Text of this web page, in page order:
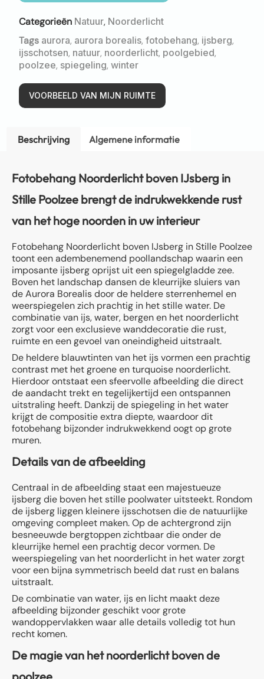
Categorieën Natuur, Noorderlicht
Tags aurora, aurora borealis, fotobehang, ijsberg,
ijsschotsen, natuur, noorderlicht, poolgebied,
poolzee, spiegeling, winter
VOORBEELD VAN MIJN RUIMTE
Beschrijving Algemene informatie
Fotobehang Noorderlicht boven IJsberg in
Stille Poolzee brengt de indrukwekkende rust
van het hoge noorden in uw interieur
Fotobehang Noorderlicht boven IJsberg in Stille Poolzee
toont een adembenemend poollandschap waarin een
imposante ijsberg oprijst uit een spiegelgladde zee.
Boven het landschap dansen de kleurrijke sluiers van
de Aurora Borealis door de heldere sterrenhemel en
weerspiegelen zich prachtig in het stille water. De
combinatie van ijs, water, bergen en het noorderlicht
zorgt voor een exclusieve wanddecoratie die rust,
ruimte en een gevoel van oneindigheid uitstraalt.
De heldere blauwtinten van het ijs vormen een prachtig
contrast met het groene en turquoise noorderlicht.
Hierdoor ontstaat een sfeervolle afbeelding die direct
de aandacht trekt en tegelijkertijd een ontspannen
uitstraling heeft. Dankzij de spiegeling in het water
krijgt de compositie extra diepte, waardoor dit
fotobehang bijzonder indrukwekkend oogt op grote
muren.
Details van de afbeelding
Centraal in de afbeelding staat een majestueuze
ijsberg die boven het stille poolwater uitsteekt. Rondom
de ijsberg liggen kleinere ijsschotsen die de natuurlijke
omgeving compleet maken. Op de achtergrond zijn
besneeuwde bergtoppen zichtbaar die onder de
kleurrijke hemel een prachtig decor vormen. De
weerspiegeling van het noorderlicht in het water zorgt
voor een bijna symmetrisch beeld dat rust en balans
uitstraalt.
De combinatie van water, ijs en licht maakt deze
afbeelding bijzonder geschikt voor grote
wandoppervlakken waar alle details volledig tot hun
recht komen.
De magie van het noorderlicht boven de